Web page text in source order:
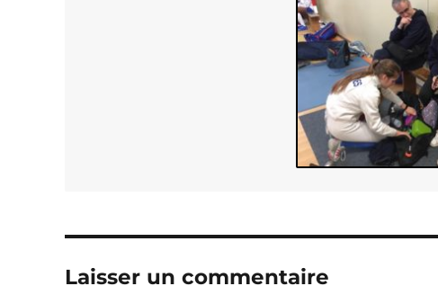
Laisser un commentaire